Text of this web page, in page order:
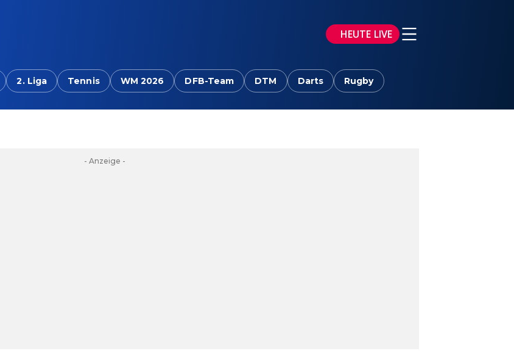
HEUTE LIVE
2. Liga Tennis WM 2026 DFB-Team DTM Darts Rugby
- Anzeige -